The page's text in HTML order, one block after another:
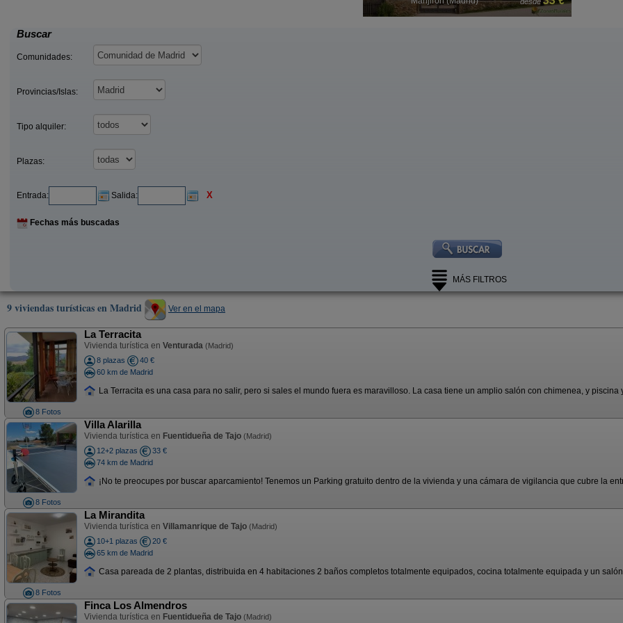
Buscar
Comunidades:
Provincias/Islas:
Tipo alquiler:
Plazas:
Entrada: Salida: X
Fechas más buscadas
MÁS FILTROS
9 viviendas turísticas en Madrid Ver en el mapa
8 Fotos
La Terracita
Vivienda turística en Venturada (Madrid)
8 plazas
40 €
60 km de Madrid
La Terracita es una casa para no salir, pero si sales el mundo fuera es maravilloso. La casa tiene un amplio salón con chimenea, y piscina
8 Fotos
Villa Alarilla
Vivienda turística en Fuentidueña de Tajo (Madrid)
12+2 plazas
33 €
74 km de Madrid
¡No te preocupes por buscar aparcamiento! Tenemos un Parking gratuito dentro de la vivienda y una cámara de vigilancia que cubre la
8 Fotos
La Mirandita
Vivienda turística en Villamanrique de Tajo (Madrid)
10+1 plazas
20 €
65 km de Madrid
Casa pareada de 2 plantas, distribuida en 4 habitaciones 2 baños completos totalmente equipados, cocina totalmente equipada y un
Finca Los Almendros
Vivienda turística en Fuentidueña de Tajo (Madrid)